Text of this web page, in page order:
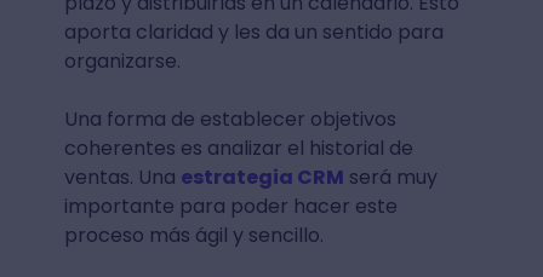
aporta claridad y les da un sentido para
organizarse.
Una forma de establecer objetivos
coherentes es analizar el historial de
ventas. Una estrategia CRM será muy
importante para poder hacer este
proceso más ágil y sencillo.